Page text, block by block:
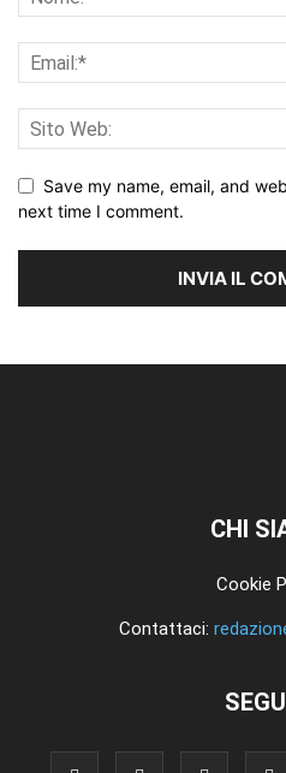
Save my name, email, and
next time I comment.
CHI
Cookie
Contattaci: